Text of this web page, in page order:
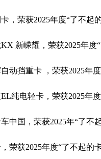
，荣获2025年度“了不起
新嵘耀，荣获2025年度
动挡重卡 ，荣获2025年
纯电轻卡，荣获2025年
中国，荣获2025年“了不
荣获2025年度“了不起的